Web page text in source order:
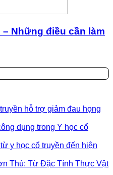
Những điều cần làm
hỗ trợ giảm đau họng
dụng trong Y học cổ
y học cổ truyền đến hiện
Thù: Từ Đặc Tính Thực Vật